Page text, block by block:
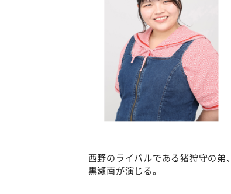
西野のライバルである猪狩守の弟
黒瀬南が演じる。